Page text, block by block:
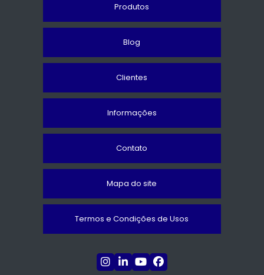
Produtos
Blog
Clientes
Informações
Contato
Mapa do site
Termos e Condições de Usos